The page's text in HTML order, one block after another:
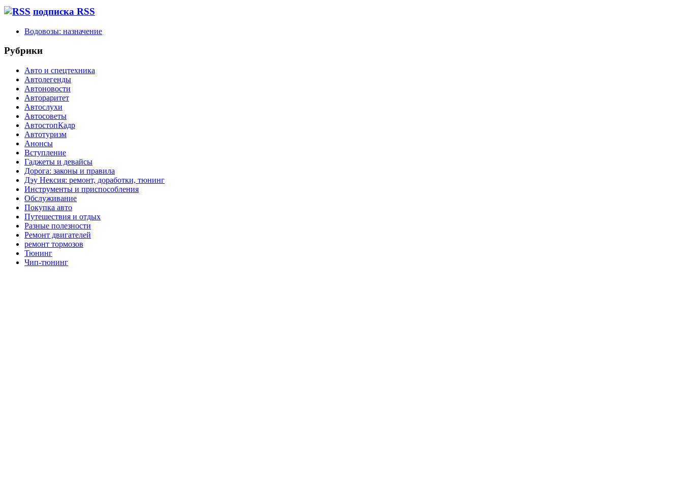
подписка RSS
Водовозы: назначение
Рубрики
Авто и спецтехника
Автолегенды
Автоновости
Автораритет
Автослухи
Автосоветы
АвтостопКадр
Автотуризм
Анонсы
Вступление
Гаджеты и девайсы
Дорога: законы и правила
Дэу Нексия: ремонт, доработки, тюнинг
Инструменты и приспособления
Обслуживание
Покупка авто
Путешествия и отдых
Разные полезности
Ремонт двигателей
ремонт тормозов
Тюнинг
Чип-тюнинг